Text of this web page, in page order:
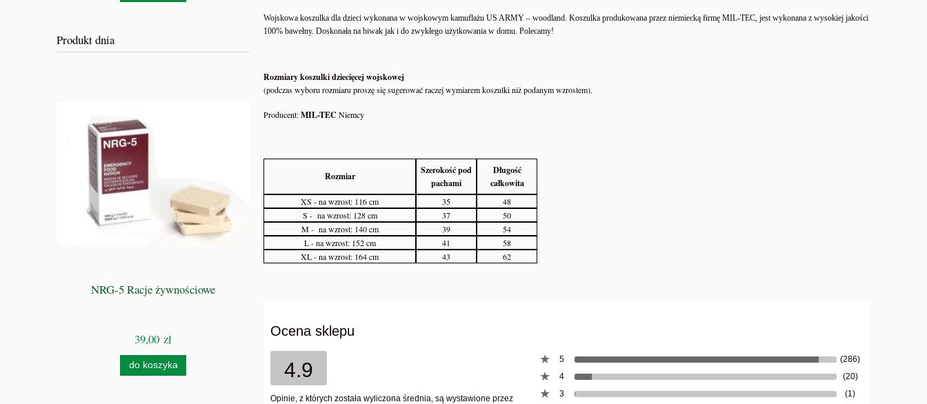
Produkt dnia
NRG-5 Racje żywnościowe
39,00 zł
do koszyka
63,00 zł
Cena regularna: 970,00 zł
do koszyka do koszyka
Wojskowa koszulka dla dzieci wykonana w wojskowym kamuflażu US ARMY – woodland. Koszulka produkowana przez niemiecką firmę MIL-TEC, jest wykonana z wysokiej jakości
100% bawełny. Doskonała na biwak jak i do zwykłego użytkowania w domu. Polecamy!
Rozmiary koszulki dziecięcej wojskowej
(podczas wyboru rozmiaru proszę się sugerować raczej wymiarem koszulki niż podanym wzrostem).
Producent:MIL-TEC Niemcy
Rozmiar
Szerokość pod
pachami
Długość
całkowita
XS - na wzrost: 116 cm 35
48
S - na wzrost: 128 cm
37
50
M - na wzrost: 140 cm
39
54
L - na wzrost: 152 cm
41
58
XL - na wzrost: 164 cm
43 62
Ocena sklepu
4.9
Opinie, z których została wyliczona średnia, są wystawione przez
5
(286)
4
(20)
3
(1)